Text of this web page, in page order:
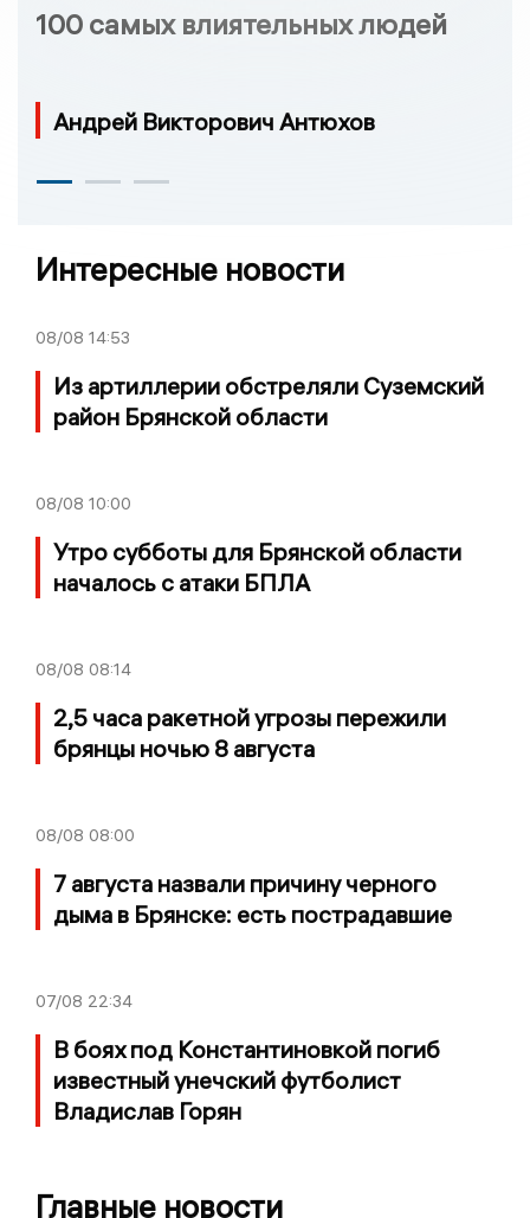
100 самых влиятельных людей
Андрей Викторович Антюхов
Интересные новости
08/08 14:53
Из артиллерии обстреляли Суземский
район Брянской области
08/08 10:00
Утро субботы для Брянской области
началось с атаки БПЛА
08/08 08:14
2,5 часа ракетной угрозы пережили
брянцы ночью 8 августа
08/08 08:00
7 августа назвали причину черного
дыма в Брянске: есть пострадавшие
07/08 22:34
В боях под Константиновкой погиб
известный унечский футболист
Владислав Горян
Главные новости